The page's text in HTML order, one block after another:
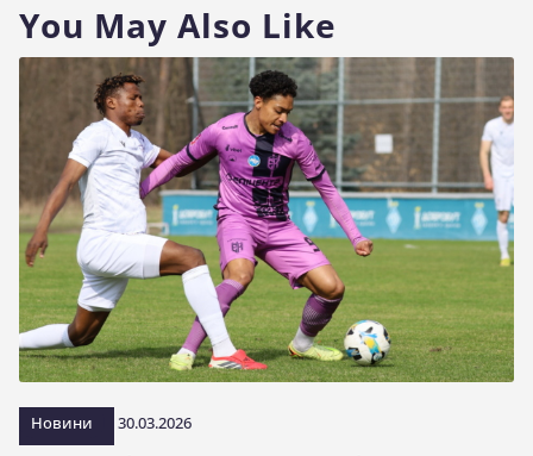
You May Also Like
Новини 30.03.2026